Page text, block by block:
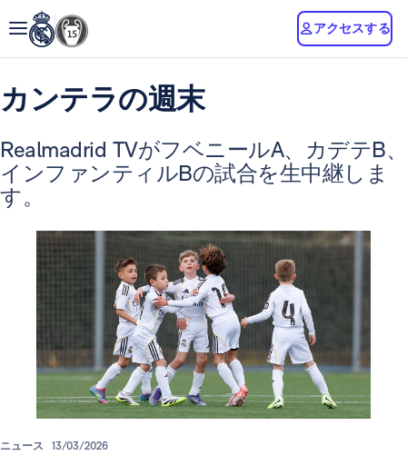
アクセスする
カンテラの週末
Realmadrid TVがフベニールA、カデテB、
インファンティルBの試合を生中継しま
す。
ニュース 13/03/2026